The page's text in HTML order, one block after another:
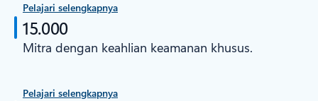
Pelajari selengkapnya
15.000
Mitra dengan keahlian keamanan khusus.
Pelajari selengkapnya